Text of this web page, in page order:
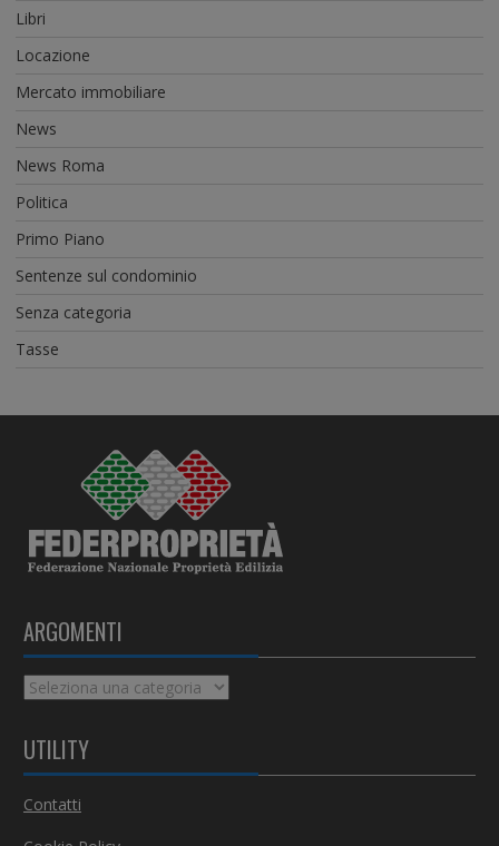
Libri
Locazione
Mercato immobiliare
News
News Roma
Politica
Primo Piano
Sentenze sul condominio
Senza categoria
Tasse
ARGOMENTI
A
g
o
e
UTILITY
Contatti